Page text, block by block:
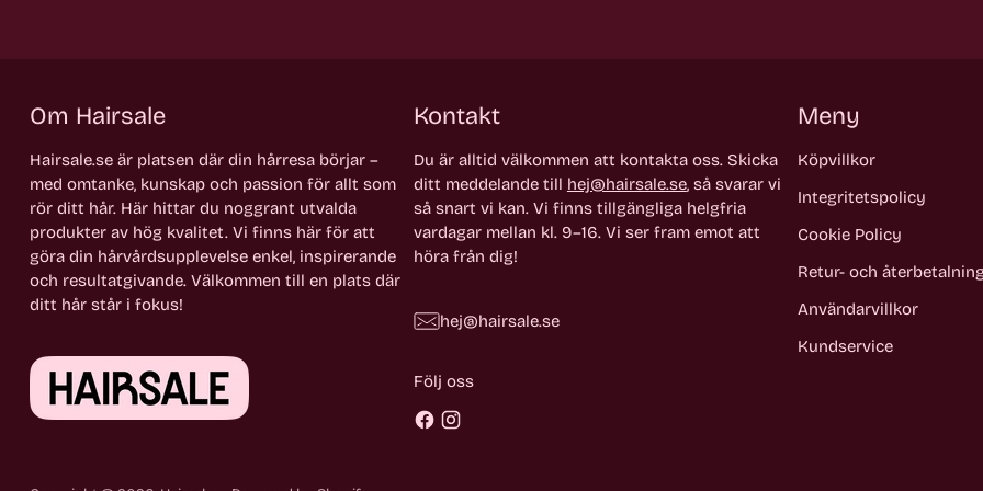
Om Hairsale
Hairsale.se är platsen där din hårresa börjar –
med omtanke, kunskap och passion för allt som
rör ditt hår. Här hittar du noggrant utvalda
produkter av hög kvalitet. Vi finns här för att
göra din hårvårdsupplevelse enkel, inspirerande
och resultatgivande. Välkommen till en plats där
ditt hår står i fokus!
Kontakt
Du är alltid välkommen att kontakta oss. Skicka
ditt meddelande till hej@hairsale.se, så svarar vi
så snart vi kan. Vi finns tillgängliga helgfria
vardagar mellan kl. 9–16. Vi ser fram emot att
höra från dig!
hej@hairsale.se
Följ oss
Meny
Köpvillkor
Integritetspolicy
Cookie Policy
Retur- och
Användarvillkor
Kundservice